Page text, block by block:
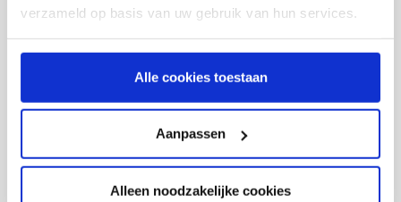
verzameld op basis van uw gebruik van hun services.
Alle cookies toestaan
Aanpassen
Alleen noodzakelijke cookies
Welke stappen worden ondernomen bij een